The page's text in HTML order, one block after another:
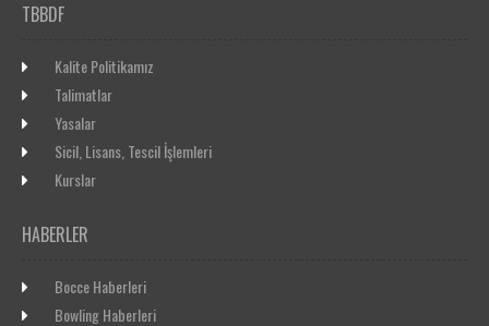
TBBDF
Kalite Politikamız
Talimatlar
Yasalar
Sicil, Lisans, Tescil İşlemleri
Kurslar
HABERLER
Bocce Haberleri
Bowling Haberleri